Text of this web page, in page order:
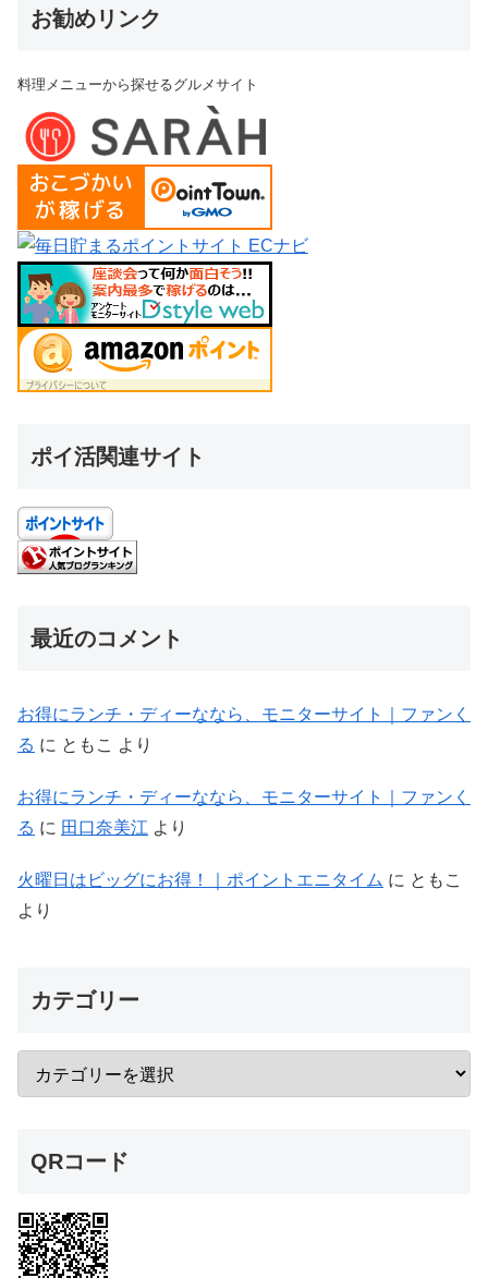
お勧めリンク
料理メニューから探せるグルメサイト
ポイ活関連サイト
最近のコメント
お得にランチ・ディーななら、モニターサイト｜ファンく
る に ともこ より
お得にランチ・ディーななら、モニターサイト｜ファンく
る に 田口奈美江 より
火曜日はビッグにお得！｜ポイントエニタイム に ともこ
より
カテゴリー
QRコード